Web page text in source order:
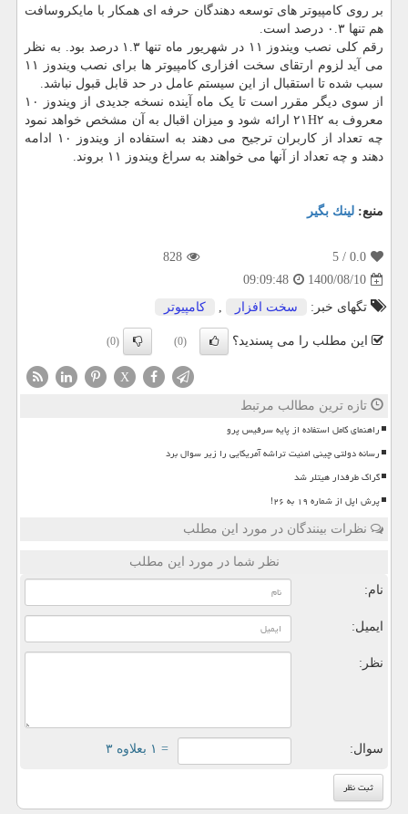
بر روی کامپیوتر های توسعه دهندگان حرفه ای همکار با مایکروسافت
هم تنها ۰.۳ درصد است.
رقم کلی نصب ویندوز ۱۱ در شهریور ماه تنها ۱.۳ درصد بود. به نظر
می آید لزوم ارتقای سخت افزاری کامپیوتر ها برای نصب ویندوز ۱۱
سبب شده تا استقبال از این سیستم عامل در حد قابل قبول نباشد.
از سوی دیگر مقرر است تا یک ماه آینده نسخه جدیدی از ویندوز ۱۰
معروف به ۲۱H۲ ارائه شود و میزان اقبال به آن مشخص خواهد نمود
چه تعداد از کاربران ترجیح می دهند به استفاده از ویندوز ۱۰ ادامه
دهند و چه تعداد از آنها می خواهند به سراغ ویندوز ۱۱ بروند.
منبع: لینك بگیر
0.0
/ 5
828
1400/08/10
09:09:48
تگهای خبر:
سخت افزار , كامپیوتر
این مطلب را می پسندید؟ (0)
(0)
X
تازه ترین مطالب مرتبط
راهنمای کامل استفاده از پایه سرفیس پرو
رسانه دولتی چینی امنیت تراشه آمریکایی را زیر سوال برد
گراک طرفدار هیتلر شد
پرش اپل از شماره ۱۹ به ۲۶!
نظرات بینندگان در مورد این مطلب
نظر شما در مورد این مطلب
نام:
ایمیل:
نظر:
سوال: = ۱ بعلاوه ۳